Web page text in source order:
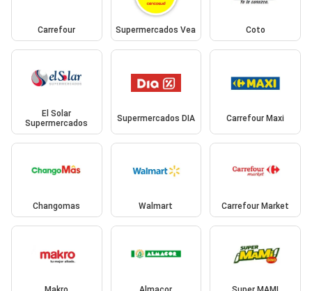
Carrefour Supermercados Vea Coto
El Solar
Supermercados
Supermercados DIA Carrefour Maxi
Changomas Walmart Carrefour Market